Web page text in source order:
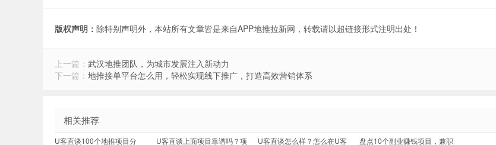
版权声明： 除特别声明外，本站所有文章皆是来自APP地推拉新网，转载请以超链接形式注明出处！
上一篇： 武汉地推团队，为城市发展注入新动力
下一篇： 地推接单平台怎么用，轻松实现线下推广，打造高效营销体系
相关推荐
U客直谈100个地推项目分 U客直谈上面项目靠谱吗？项 U客直谈怎么样？怎么在U客 盘点10个副业赚钱项目，兼职